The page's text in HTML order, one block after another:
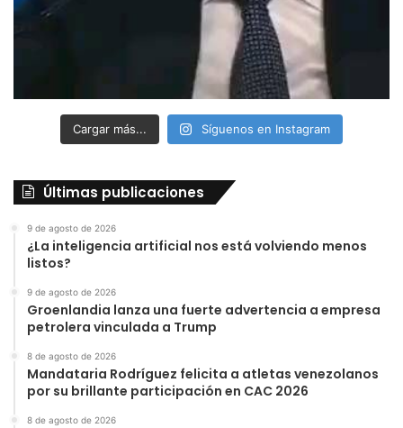
Cargar más... Síguenos en Instagram
Últimas publicaciones
9 de agosto de 2026
¿La inteligencia artificial nos está volviendo menos
listos?
9 de agosto de 2026
Groenlandia lanza una fuerte advertencia a empresa
petrolera vinculada a Trump
8 de agosto de 2026
Mandataria Rodríguez felicita a atletas venezolanos
por su brillante participación en CAC 2026
8 de agosto de 2026